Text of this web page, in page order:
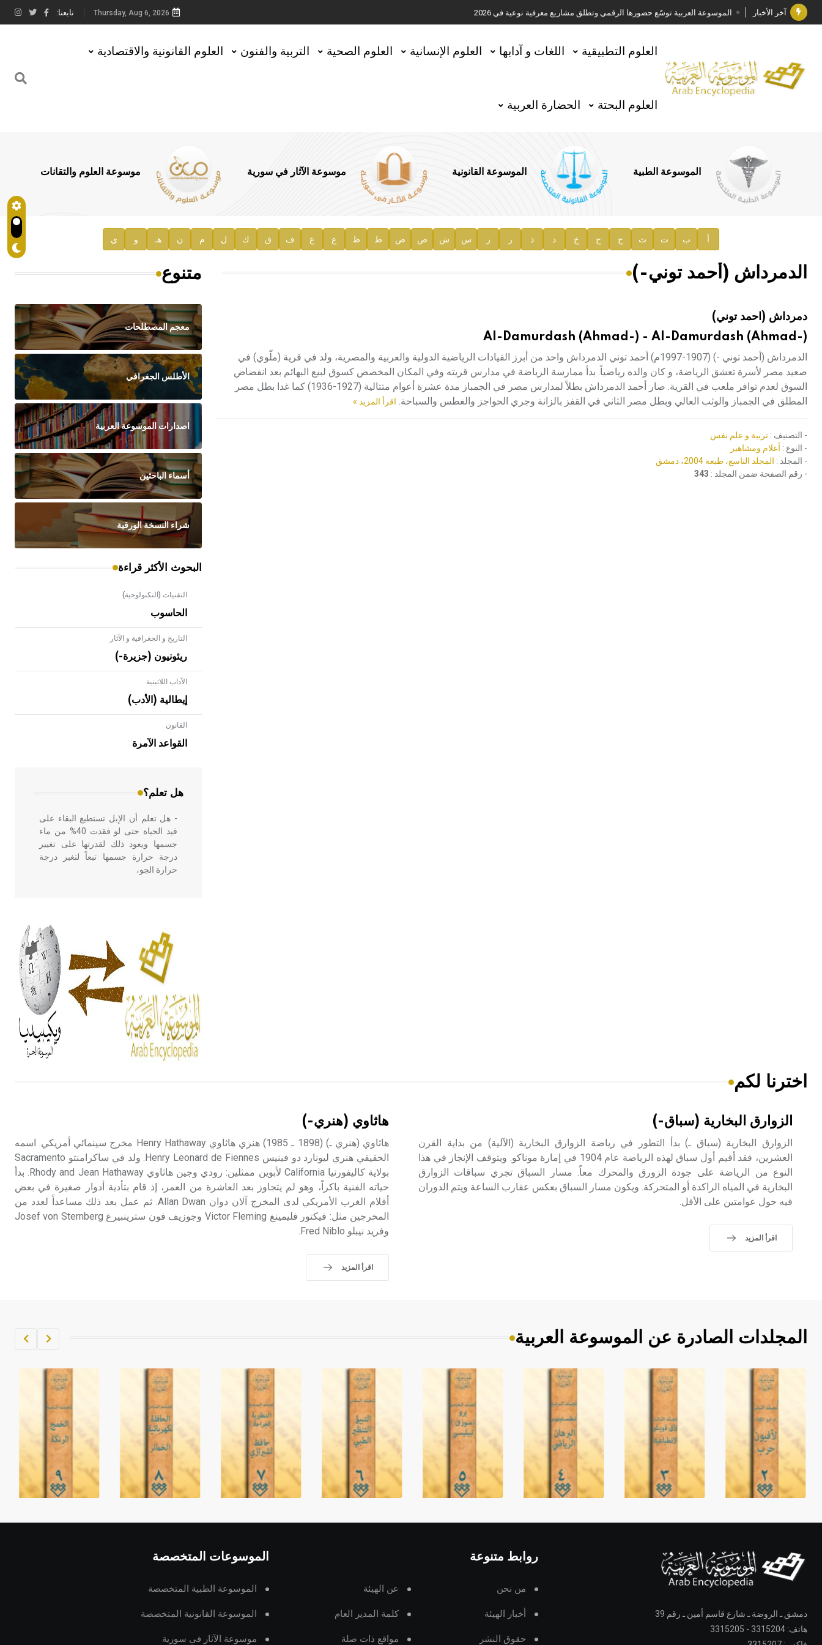
آخر الأخبار الموسوعة العربية توسّع حضورها الرقمي وتطلق مشاريع معرفية نوعية في 2026
جائزة مجمع الملك سلمان العالمي للغة العربية 2025
الأستاذ إياد خالد الطباع مدير عام لهيئة الموسوعة العربية
السيد محمد ياسين صالح وزيرا للثقافة
توصيات مجلس الإدارة
صدور المجلد السابع من موسوعة الآثار في سورية
إعلان..
هيئة الموسوعة العربية تطلق موسوعات جديدة في عام 2026
Thursday, Aug 6, 2026 تابعنا:
العلوم التطبيقية اللغات و آدابها العلوم الإنسانية العلوم الصحية التربية والفنون العلوم القانونية والاقتصادية
العلوم البحتة الحضارة العربية
الموسوعة الطبية الموسوعة القانونية موسوعة الآثار في سورية موسوعة العلوم والتقانات
أ ب ت ث ج ح خ د ذ ر ز س ش ص ض ط ظ ع غ ف ق ك ل م ن هـ و ي
الدمرداش (أحمد توني-)
دمرداش (احمد توني)
Al-Damurdash (Ahmad-) - Al-Damurdash (Ahmad-)
الدمرداش (أحمد توني -) (1907-1997م) أحمد توني الدمرداش واحد من أبرز القيادات الرياضية الدولية والعربية والمصرية، ولد في قرية (ملّوي) في
صعيد مصر لأسرة تعشق الرياضة، و كان والده رياضياً. بدأ ممارسة الرياضة في مدارس قريته وفي المكان المخصص كسوق لبيع البهائم بعد انفضاض
السوق لعدم توافر ملعب في القرية. صار أحمد الدمرداش بطلاً لمدارس مصر في الجمباز مدة عشرة أعوام متتالية (1927-1936) كما غدا بطل مصر
المطلق في الجمباز والوثب العالي وبطل مصر الثاني في القفز بالزانة وجري الحواجز والغطس والسباحة. اقرأ المزيد »
- التصنيف : تربية و علم نفس
- النوع : أعلام ومشاهير
- المجلد : المجلد التاسع، طبعة 2004، دمشق
- رقم الصفحة ضمن المجلد : 343
متنوع
معجم المصطلحات
الأطلس الجغرافي
اصدارات الموسوعة العربية
أسماء الباحثين
شراء النسخة الورقية
البحوث الأكثر قراءة
التقنيات (التكنولوجية)
الحاسوب
التاريخ و الجغرافية و الآثار
ريئونيون (جزيرة-)
الآداب اللاتينية
إيطالية (الأدب)
القانون
القواعد الآمرة
هل تعلم؟
- هل تعلم أن الأبلق نوع من الفنون
الهندسية التي ارتبطت بالعمارة الإسلامية
في بلاد الشام ومصر خاصة، حيث يحرص
- هل تعلم أن الإبل تستطيع البقاء على
قيد الحياة حتى لو فقدت 40% من ماء
جسمها ويعود ذلك لقدرتها على تغيير
درجة حرارة جسمها تبعاً لتغير درجة
حرارة الجو،
أربعة مؤلفات هي: الحكم، الأدلة، تنظيم
التغذية، ورسالته في جروح الرأس.
ويعود له الفضل بأنه حرر الطب من
الدين والفلسفة.
- هل تعلم أن المرجان إفراز حيواني
يتكون في البحر ويتركب من مادة
كربونات الكلسيوم، وهو أحمر أو شديد
الحمرة وهو أجود أنواعه، ويمتاز بكبر
الحجم ويسمى الش
الإنكليزية أب
- هل تعلم أن أبجر Abgar اسم معروف
جيداً يعود إلى عدد من الملوك الذين
حكموا مدينة إديسا (الرها) من أبجر الأول
وحتى التاسع، وهم ينتسبون إلى أسرة
اخترنا لكم
الزوارق البخارية (سباق-)
الزوارق البخارية (سباق ـ) بدأ التطور في رياضة الزوارق البخارية (الآلية) من بداية القرن
العشرين، فقد أقيم أول سباق لهذه الرياضة عام 1904 في إمارة موناكو. ويتوقف الإنجاز في هذا
النوع من الرياضة على جودة الزورق والمحرك معاً. مسار السباق تجري سباقات الزوارق
البخارية في المياه الراكدة أو المتحركة. ويكون مسار السباق بعكس عقارب الساعة ويتم الدوران
فيه حول عوامتين على الأقل.
اقرأ المزيد
هاثاوي (هنري-)
هاثاوي (هنري ـ) (1898 ـ 1985) هنري هاثاوي Henry Hathaway مخرج سينمائي أمريكي. اسمه
الحقيقي هنري ليونارد دو فينيس Henry Leonard de Fiennes. ولد في ساكرامنتو Sacramento
بولاية كاليفورنيا California لأبوين ممثلين: رودي وجين هاثاوي Rhody and Jean Hathaway. بدأ
حياته الفنية باكراً، وهو لم يتجاوز بعد العاشرة من العمر، إذ قام بتأدية أدوار صغيرة في بعض
أفلام الغرب الأمريكي لدى المخرج آلان دوان Allan Dwan. ثم عمل بعد ذلك مساعداً لعدد من
المخرجين مثل: فيكتور فليمينغ Victor Fleming وجوزيف فون سترينبيرغ Josef von Sternberg
وفريد نيبلو Fred Niblo.
اقرأ المزيد
المجلدات الصادرة عن الموسوعة العربية
دمشق ـ الروضة ـ شارع قاسم أمين ـ رقم 39
هاتف: 3315204 - 3315205
روابط متنوعة
من نحن عن الهيئة
أخبار الهيئة كلمة المدير العام
حقوق النشر مواقع ذات صلة
الموسوعات المتخصصة
الموسوعة الطبية المتخصصة
الموسوعة القانونية المتخصصة
موسوعة الآثار في سورية